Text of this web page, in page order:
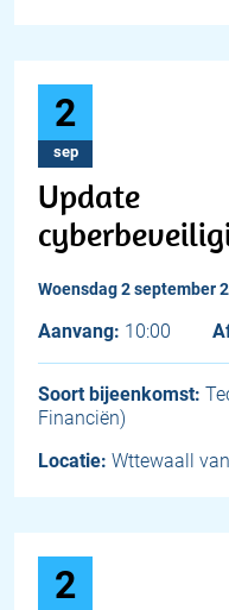
2
sep
Update
woensdag 2 september
Aanvang: 10:00
Soort bijeenkomst:
Financiën)
Locatie: Wttewaall
2